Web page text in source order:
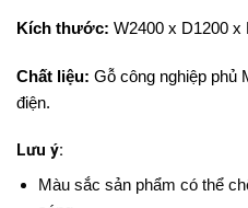
Kích thước: W2400 x D1200 x
Chất liệu: Gỗ công nghiệp phủ
điện.
Lưu ý:
Màu sắc sản phẩm có thể